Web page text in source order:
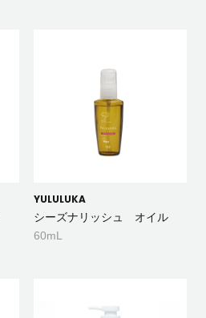
YULULUKA
シーズナリッシュ オイル
60mL